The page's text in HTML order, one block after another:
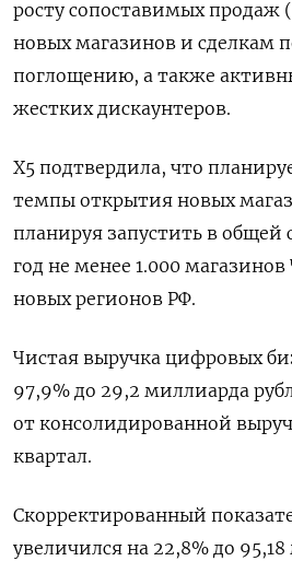
росту сопоставимых продаж
новых магазинов и сделкам
поглощению, а также
жестких дискаунтеров.
X5 подтвердила, что
темпы открытия новых
планируя запустить в общей
год не менее 1.000
новых регионов РФ.
Чистая выручка цифровых
97,9% до 29,2 миллиарда
от консолидированной
квартал.
Скорректированный
увеличился на 22,8% до